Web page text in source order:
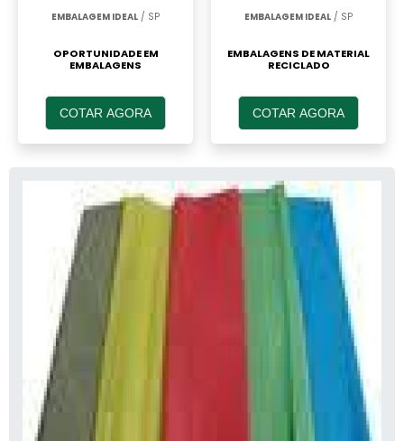
EMBALAGEM IDEAL / SP
OPORTUNIDADE EM
EMBALAGENS
COTAR AGORA
EMBALAGEM IDEAL / SP
EMBALAGENS DE MATERIAL
RECICLADO
COTAR AGORA